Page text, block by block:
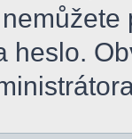
heslo.